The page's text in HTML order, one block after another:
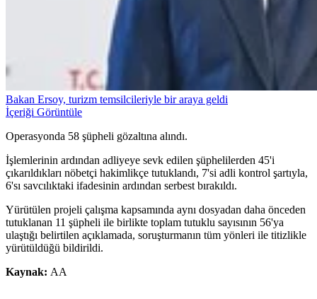
Bakan Ersoy, turizm temsilcileriyle bir araya geldi
İçeriği Görüntüle
Operasyonda 58 şüpheli gözaltına alındı.
İşlemlerinin ardından adliyeye sevk edilen şüphelilerden 45'i
çıkarıldıkları nöbetçi hakimlikçe tutuklandı, 7'si adli kontrol şartıyla,
6'sı savcılıktaki ifadesinin ardından serbest bırakıldı.
Yürütülen projeli çalışma kapsamında aynı dosyadan daha önceden
tutuklanan 11 şüpheli ile birlikte toplam tutuklu sayısının 56'ya
ulaştığı belirtilen açıklamada, soruşturmanın tüm yönleri ile titizlikle
yürütüldüğü bildirildi.
Kaynak: AA